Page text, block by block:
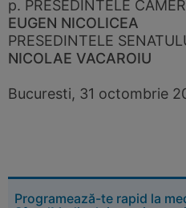
p. PRESEDINTELE
EUGEN NICOLICEA
PRESEDINTELE
NICOLAE VACAROIU
Bucuresti, 31 octombrie
Programează-te rapid la